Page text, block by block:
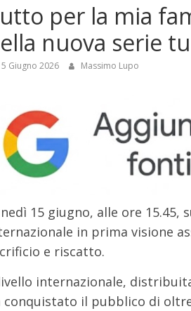
per la mia
nuova serie
Giugno 2026 Massimo Lupo
15 giugno, alle ore
in prima visione
e riscatto.
internazionale,
conquistato il pubblico di